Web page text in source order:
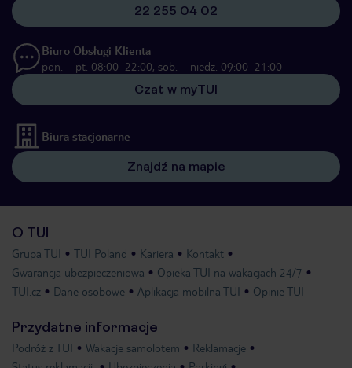
22 255 04 02
Biuro Obsługi Klienta
pon. – pt. 08:00–22:00, sob. – niedz. 09:00–21:00
Czat w myTUI
Biura stacjonarne
Znajdź na mapie
O TUI
Grupa TUI TUI Poland Kariera
Kontakt
Gwarancja ubezpieczeniowa
Opieka TUI na wakacjach 24/7
TUI.cz
Dane osobowe Aplikacja mobilna TUI Opinie TUI
Przydatne informacje
Podróż z TUI Wakacje samolotem
Reklamacje